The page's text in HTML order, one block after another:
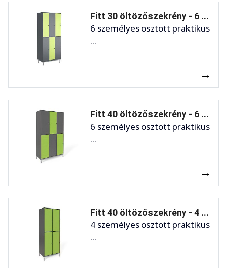
Fitt 30 öltözőszekrény - 6 ...
6 személyes osztott praktikus
...
Fitt 40 öltözőszekrény - 6 ...
6 személyes osztott praktikus
...
Fitt 40 öltözőszekrény - 4 ...
4 személyes osztott praktikus
...